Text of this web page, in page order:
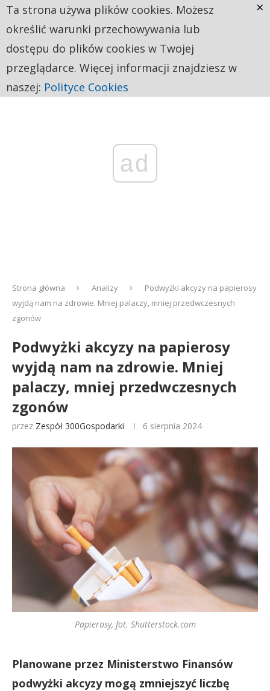
ad
Strona główna Analizy
Podwyżki akcyzy na papierosy
wyjdą nam na zdrowie. Mniej palaczy, mniej przedwczesnych
zgonów
Podwyżki akcyzy na papierosy
wyjdą nam na zdrowie. Mniej
palaczy, mniej przedwczesnych
zgonów
przez Zespół 300Gospodarki 6 sierpnia 2024
Papierosy, fot. Shutterstock.com
Planowane przez Ministerstwo Finansów
podwyżki akcyzy mogą zmniejszyć liczbę
Ta strona używa plików cookies. Możesz
określić warunki przechowywania lub
dostępu do plików cookies w Twojej
przeglądarce. Więcej informacji znajdziesz w
naszej: Polityce Cookies
×